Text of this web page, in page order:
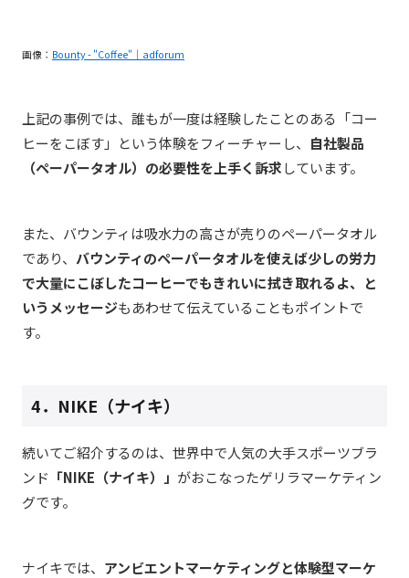
画像： Bounty - "Coffee"｜adforum
上記の事例では、誰もが一度は経験したことのある「コー
ヒーをこぼす」という体験をフィーチャーし、 自社製品
（ペーパータオル）の必要性を上手く訴求しています。
また、バウンティは吸水力の高さが売りのペーパータオル
であり、 バウンティのペーパータオルを使えば少しの労力
で大量にこぼしたコーヒーでもきれいに拭き取れるよ、と
いうメッセージもあわせて伝えていることもポイントで
す。
4．NIKE（ナイキ）
続いてご紹介するのは、世界中で人気の大手スポーツブラ
ンド 「NIKE（ナイキ）」 がおこなったゲリラマーケティン
グです。
ナイキでは、 アンビエントマーケティングと体験型マーケ